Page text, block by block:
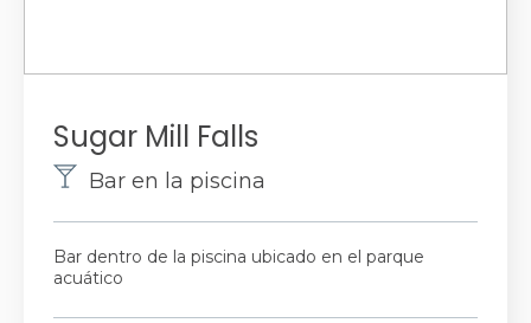
Sugar Mill Falls
Bar en la piscina
Bar dentro de la piscina ubicado en el parque
acuático